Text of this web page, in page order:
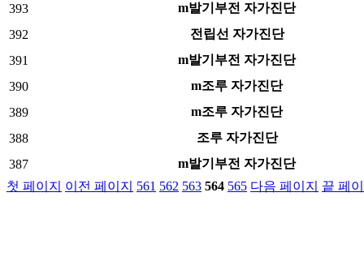
393
m발기부전 자가진단
392
전립선 자가진단
391
m발기부전 자가진단
390
m조루 자가진단
389
m조루 자가진단
388
조루 자가진단
387
m발기부전 자가진단
첫 페이지
이전 페이지 561 562 563 564 565 다음 페이지 끝 페